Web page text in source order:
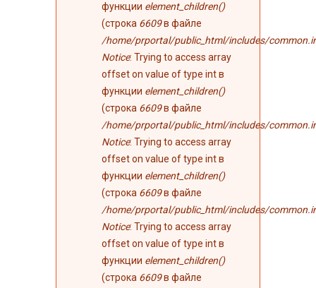
функции element_children()
(строка 6609в файле
/home/prportal/public_html/includes/
Notice: Trying to access array
offset on value of type int в
функции element_children()
(строка 6609в файле
/home/prportal/public_html/includes/
Notice: Trying to access array
offset on value of type int в
функции element_children()
(строка 6609в файле
/home/prportal/public_html/includes/
Notice: Trying to access array
offset on value of type int в
функции element_children()
(строка 6609в файле